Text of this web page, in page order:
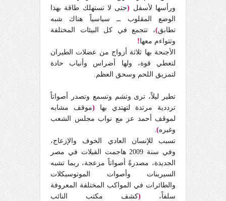
ورأسها لأسفل (حتى لا تستهلك طاقة بهذا
الوضع المقلوب ــ سياسياً هناك شبه
تطابق)، تتجمع في كل البيئات المختلفة
وتتواءم معها!
الأجنحة بها ثلاثة أزواج من عضلات الطيران
لتعطي قوة، ولها أضراس وأنياب حادة
لتمزيق اللحم وسحق العظم.
تطير ليلاً، ترى وتشم وتسمع وتصدر أصواتاً
ترددية مرتدة لتهتدي بها (موقف مشابه
لموقف أحمد عز مع نواب مجلس الشعب
وغيره)
.
تسبب للإنسان العادي الخوف والإزعاج،
وفي سنة 2009 هاجمت الفيلات في مصر
الجديدة، مصدرةً أصواتاً مزعجة، ربما تشبه
السيرينات وأصوات الموتوسيكلات
والطائرات في المواكب المختلفة المعروفة
سلفاً، (كشف مكتب النائب